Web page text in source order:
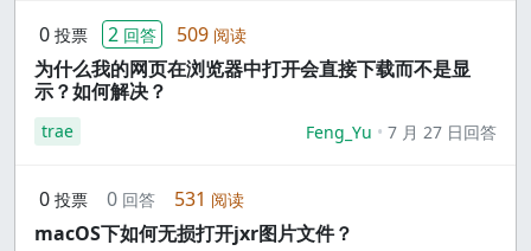
0 投票 2 回答 509 阅读
为什么我的网页在浏览器中打开会直接下载而不是显
示？如何解决？
trae Feng_Yu 7 月 27 日回答
0 投票 0 回答 531 阅读
macOS下如何无损打开jxr图片文件？